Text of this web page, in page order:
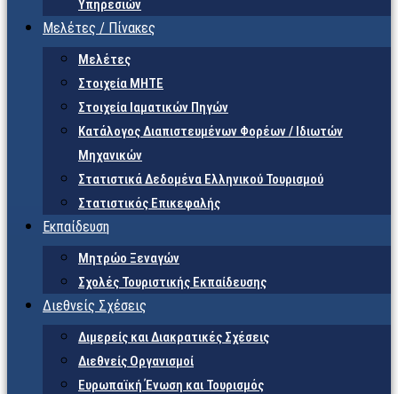
Υπηρεσιών
Μελέτες / Πίνακες
Μελέτες
Στοιχεία ΜΗΤΕ
Στοιχεία Ιαματικών Πηγών
Κατάλογος Διαπιστευμένων Φορέων / Ιδιωτών
Μηχανικών
Στατιστικά Δεδομένα Ελληνικού Τουρισμού
Στατιστικός Επικεφαλής
Εκπαίδευση
Μητρώο Ξεναγών
Σχολές Τουριστικής Εκπαίδευσης
Διεθνείς Σχέσεις
Διμερείς και Διακρατικές Σχέσεις
Διεθνείς Οργανισμοί
Ευρωπαϊκή Ένωση και Τουρισμός